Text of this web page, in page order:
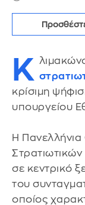
Κ
κρίσιμη
υπουργείου
Η
σε κεντρικό
του
οποίος